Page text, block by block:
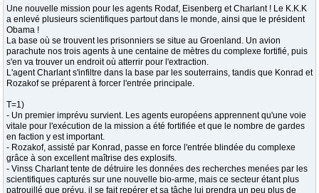
Une nouvelle mission pour les agents Rodaf, Eisenberg et Charlant ! Le K.K.K
a enlevé plusieurs scientifiques partout dans le monde, ainsi que le président
Obama !
La base où se trouvent les prisonniers se situe au Groenland. Un avion
parachute nos trois agents à une centaine de mètres du complexe fortifié, puis
s'en va trouver un endroit où atterrir pour l'extraction.
L'agent Charlant s'infiltre dans la base par les souterrains, tandis que Konrad et
Rozakof se préparent à forcer l'entrée principale.
T=1)
- Un premier imprévu survient. Les agents européens apprennent qu'une voie
vitale pour l'exécution de la mission a été fortifiée et que le nombre de gardes
en faction y est important.
- Rozakof, assisté par Konrad, passe en force l'entrée blindée du complexe
grâce à son excellent maîtrise des explosifs.
- Vinss Charlant tente de détruire les données des recherches menées par les
scientifiques capturés sur une nouvelle bio-arme, mais ce secteur étant plus
patrouillé que prévu, il se fait repérer et sa tâche lui prendra un peu plus de